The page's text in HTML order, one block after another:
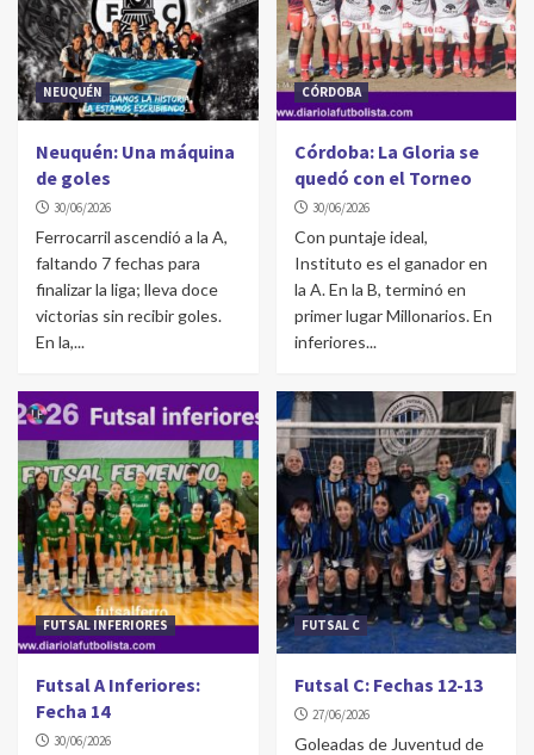
NEUQUÉN
Neuquén: Una máquina
de goles
30/06/2026
Ferrocarril ascendió a la A,
faltando 7 fechas para
finalizar la liga; lleva doce
victorias sin recibir goles.
En la,...
CÓRDOBA
Córdoba: La Gloria se
quedó con el Torneo
30/06/2026
Con puntaje ideal,
Instituto es el ganador en
la A. En la B, terminó en
primer lugar Millonarios. En
inferiores...
FUTSAL INFERIORES
Futsal A Inferiores:
Fecha 14
30/06/2026
FUTSAL C
Futsal C: Fechas 12-13
27/06/2026
Goleadas de Juventud de